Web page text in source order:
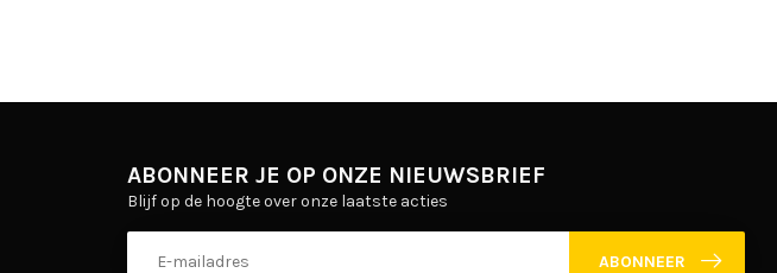
ABONNEER JE OP ONZE NIEUWSBRIEF
Blijf op de hoogte over onze laatste acties
ABONNEER